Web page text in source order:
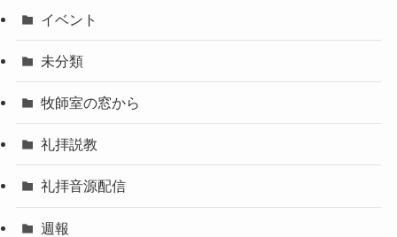
イベント
未分類
牧師室の窓から
礼拝説教
礼拝音源配信
週報